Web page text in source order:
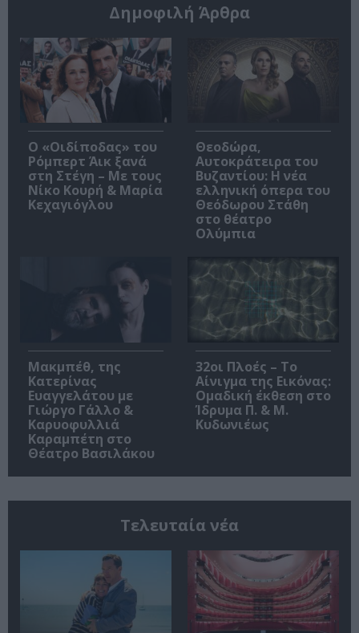
Δημοφιλή Άρθρα
O «Οιδίποδας» του
Ρόμπερτ Άικ ξανά
στη Στέγη – Με τους
Νίκο Κουρή & Μαρία
Κεχαγιόγλου
Θεοδώρα,
Αυτοκράτειρα του
Βυζαντίου: Η νέα
ελληνική όπερα του
Θεόδωρου Στάθη
στο θέατρο
Ολύμπια
Μακμπέθ, της
Κατερίνας
Ευαγγελάτου με
Γιώργο Γάλλο &
Καρυοφυλλιά
Καραμπέτη στο
Θέατρο Βασιλάκου
32οι Πλοές – Το
Αίνιγμα της Εικόνας:
Ομαδική έκθεση στο
Ίδρυμα Π. & Μ.
Κυδωνιέως
Τελευταία νέα